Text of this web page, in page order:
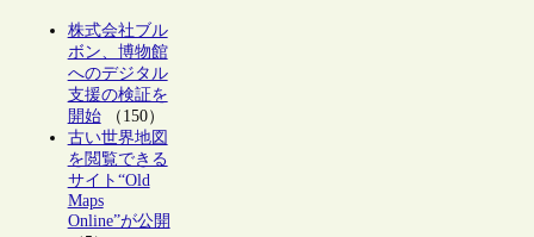
株式会社ブル
ボン、博物館
へのデジタル
支援の検証を
開始（150）
古い世界地図
を閲覧できる
サイト“Old
Maps
Online”が公開